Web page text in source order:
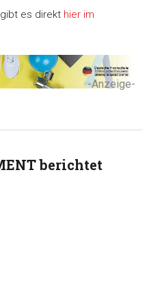
es direkt hier im
-Anzeige-
berichtet